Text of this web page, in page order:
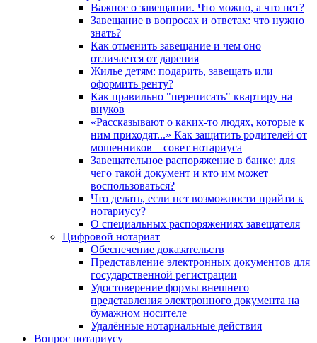
Важное о завещании. Что можно, а что нет?
Завещание в вопросах и ответах: что нужно
знать?
Как отменить завещание и чем оно
отличается от дарения
Жилье детям: подарить, завещать или
оформить ренту?
Как правильно "переписать" квартиру на
внуков
«Рассказывают о каких-то людях, которые к
ним приходят...» Как защитить родителей от
мошенников – совет нотариуса
Завещательное распоряжение в банке: для
чего такой документ и кто им может
воспользоваться?
Что делать, если нет возможности прийти к
нотариусу?
О специальных распоряжениях завещателя
Цифровой нотариат
Обеспечение доказательств
Представление электронных документов для
государственной регистрации
Удостоверение формы внешнего
представления электронного документа на
бумажном носителе
Удалённые нотариальные действия
Вопрос нотариусу